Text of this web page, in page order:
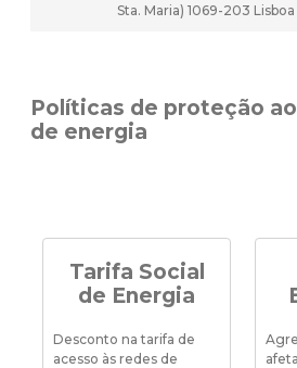
Sta. Maria) 1069-203 Lisboa
Políticas de proteção
de energia
Tarifa Social
de Energia
Desconto na tarifa de
acesso às redes de